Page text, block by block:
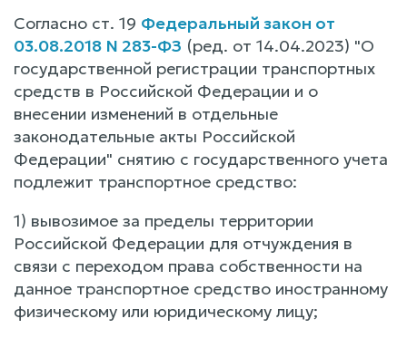
Согласно ст. 19 Федеральный закон от
03.08.2018 N 283-ФЗ (ред. от 14.04.2023) "О
государственной регистрации транспортных
средств в Российской Федерации и о
внесении изменений в отдельные
законодательные акты Российской
Федерации" снятию с государственного учета
подлежит транспортное средство:
1) вывозимое за пределы территории
Российской Федерации для отчуждения в
связи с переходом права собственности на
данное транспортное средство иностранному
физическому или юридическому лицу;